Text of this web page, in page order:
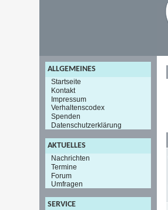
ALLGEMEINES
Startseite
Kontakt
Impressum
Verhaltenscodex
Spenden
Datenschutzerklärung
AKTUELLES
Nachrichten
Termine
Forum
Umfragen
SERVICE